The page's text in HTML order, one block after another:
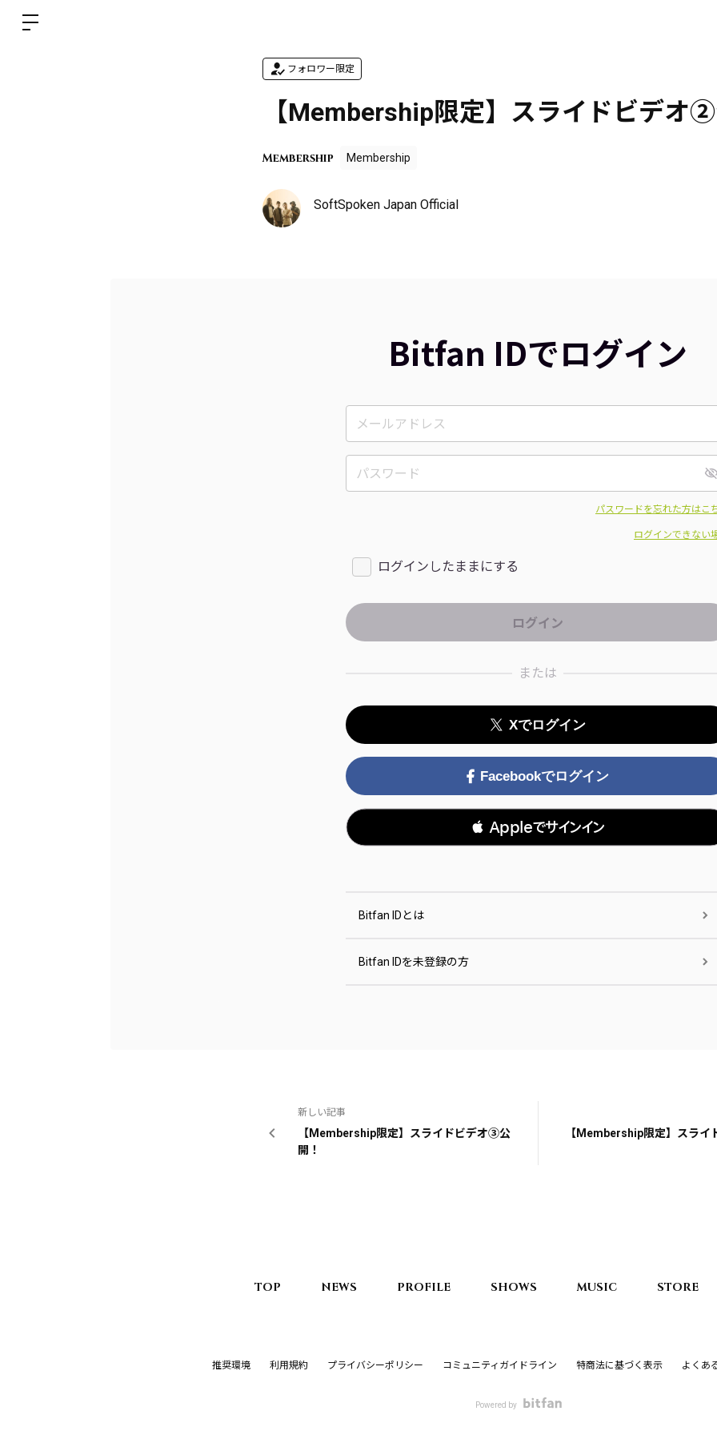
フォロワー限定
【Membership限定】スライドビデオ②
Membership Membership
SoftSpoken Japan Official
Bitfan IDでログイン
パスワードを忘れた方はこ
ログインできない
ログインしたままにする
または
Xでログイン
Facebookでログイン
 Appleでサインイン
Bitfan IDとは
Bitfan IDを未登録の方
新しい記事
【Membership限定】スライドビデオ③公
開！
【Membership限定】スラ
TOP NEWS PROFILE SHOWS MUSIC STORE
推奨環境 利用規約 プライバシーポリシー コミュニティガイドライン 特商法に基づく表示 よくあ
Powered by